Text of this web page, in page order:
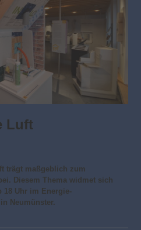
Luft
trägt maßgeblich zum
Diesem Thema widmet sich
18 Uhr im Energie-
Neumünster.